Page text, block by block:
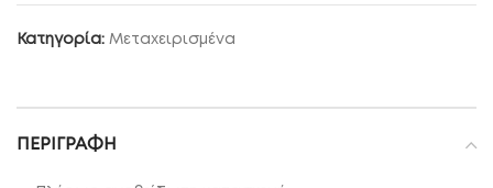
Κατηγορία: Μεταχειρισμένα
ΠΕΡΙΓΡΑΦΉ